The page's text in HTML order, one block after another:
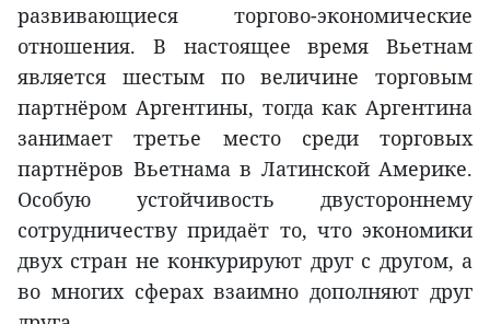
развивающиеся торгово-экономические
отношения. В настоящее время Вьетнам
является шестым по величине торговым
партнёром Аргентины, тогда как Аргентина
занимает третье место среди торговых
партнёров Вьетнама в Латинской Америке.
Особую устойчивость двустороннему
сотрудничеству придаёт то, что экономики
двух стран не конкурируют друг с другом, а
во многих сферах взаимно дополняют друг